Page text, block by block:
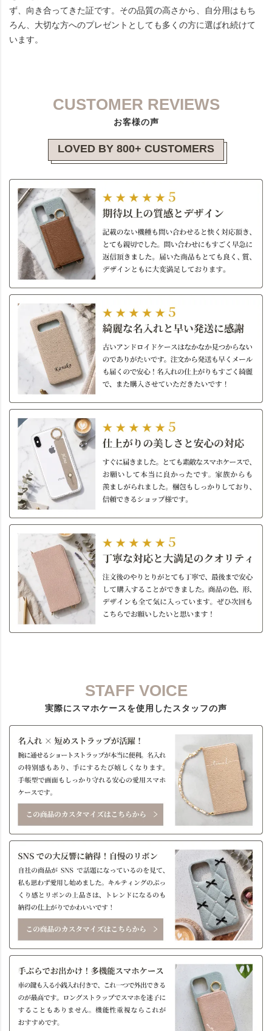
ず、向き合ってきた証です。その品質の高さから、自分用はもち
ろん、大切な方へのプレゼントとしても多くの方に選ばれ続けて
います。
CUSTOMER REVIEWS
お客様の声
LOVED BY 800+ CUSTOMERS
STAFF VOICE
実際にスマホケースを使用したスタッフの声